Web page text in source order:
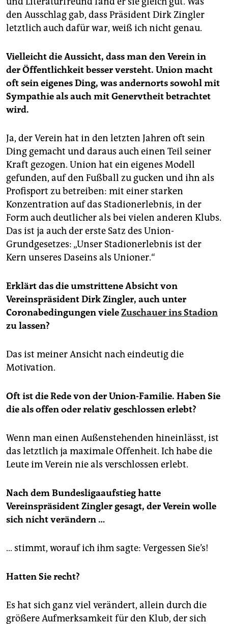
den Ausschlag gab, dass Präsident Dirk Zingler
letztlich auch dafür war, weiß ich nicht genau.
Vielleicht die Aussicht, dass man den Verein in
der Öffentlichkeit besser versteht. Union macht
oft sein eigenes Ding, was andernorts sowohl mit
Sympathie als auch mit Genervtheit betrachtet
wird.
Ja, der Verein hat in den letzten Jahren oft sein
Ding gemacht und daraus auch einen Teil seiner
Kraft gezogen. Union hat ein eigenes Modell
gefunden, auf den Fußball zu gucken und ihn als
Profisport zu betreiben: mit einer starken
Konzentration auf das Stadionerlebnis, in der
Form auch deutlicher als bei vielen anderen Klubs.
Das ist ja auch der erste Satz des Union-
Grundgesetzes: „Unser Stadion­erlebnis ist der
Kern unseres Daseins als Unioner.“
Erklärt das die umstrittene Absicht von
Vereinspräsident Dirk Zingler, auch unter
Coronabedingungen vieleZuschauer ins Stadion
zu lassen?
Das ist meiner Ansicht nach eindeutig die
Motivation.
Oft ist die Rede von der Union-Familie. Haben Sie
die als offen oder relativ geschlossen erlebt?
Wenn man einen Außenstehenden hineinlässt, ist
das letztlich ja maximale Offenheit. Ich habe die
Leute im Verein nie als verschlossen erlebt.
Nach dem Bundesligaaufstieg hatte
Vereinspräsident Zingler gesagt, der Verein wolle
sich nicht verändern …
… stimmt, worauf ich ihm sagte: Vergessen Sie’s!
Hatten Sie recht?
Es hat sich ganz viel verändert, allein durch die
größere Aufmerksamkeit für den Klub, der sich